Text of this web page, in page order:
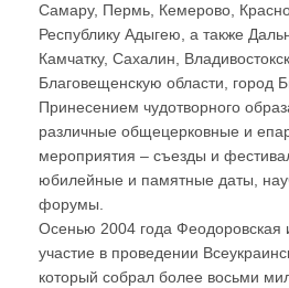
Самару, Пермь, Кемерово,
Республику Адыгею, а также
Камчатку, Сахалин,
Благовещенскую области, город
Принесением чудотворного
различные общецерковные и
мероприятия – съезды и
юбилейные и памятные даты,
форумы.
Осенью 2004 года Феодоровская
участие в проведении
который собрал более восьми